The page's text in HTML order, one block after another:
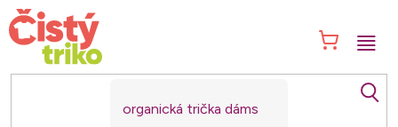
Přejít
na
obsah